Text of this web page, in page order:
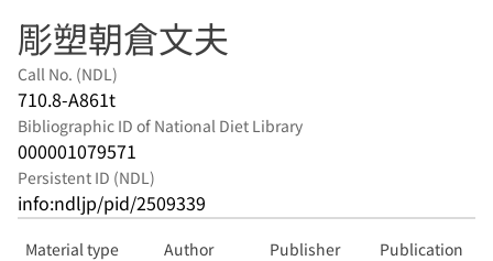
彫塑朝倉文夫
Call No. (NDL)
710.8-A861t
Bibliographic ID of National Diet Library
000001079571
Persistent ID (NDL)
info:ndljp/pid/2509339
Material type Author Publisher
Publication